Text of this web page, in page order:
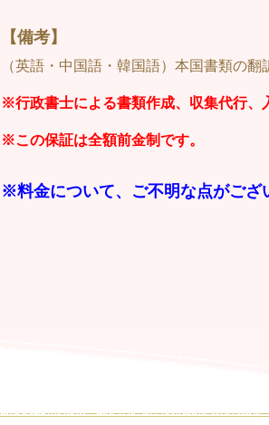
【備考】
（英語・中国語・韓国語）本国書類の
※行政書士による書類作成、収集代行、
※この保証は全額前金制です。
※料金について、ご不明な点がござ